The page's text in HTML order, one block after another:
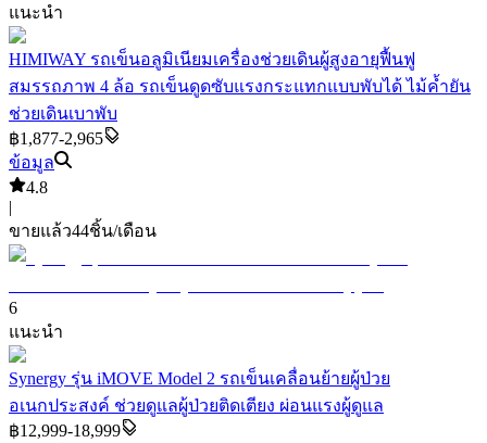
แนะนำ
HIMIWAY รถเข็นอลูมิเนียมเครื่องช่วยเดินผู้สูงอายุฟื้นฟู
สมรรถภาพ 4 ล้อ รถเข็นดูดซับแรงกระแทกแบบพับได้ ไม้ค้ำยัน
ช่วยเดินเบาพับ
฿1,877-2,965
ข้อมูล
4.8
|
ขายแล้ว44ชิ้น/เดือน
6
แนะนำ
Synergy รุ่น iMOVE Model 2 รถเข็นเคลื่อนย้ายผู้ป่วย
อเนกประสงค์ ช่วยดูแลผู้ป่วยติดเตียง ผ่อนแรงผู้ดูแล
฿12,999-18,999